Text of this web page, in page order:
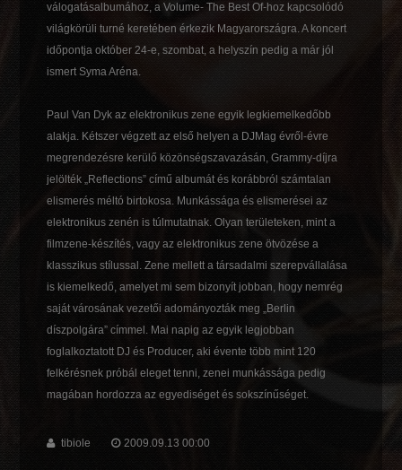
válogatásalbumához, a Volume- The Best Of-hoz kapcsolódó
világkörüli turné keretében érkezik Magyarországra. A koncert
időpontja október 24-e, szombat, a helyszín pedig a már jól
ismert Syma Aréna.
Paul Van Dyk az elektronikus zene egyik legkiemelkedőbb
alakja. Kétszer végzett az első helyen a DJMag évről-évre
megrendezésre kerülő közönségszavazásán, Grammy-díjra
jelölték „Reflections” című albumát és korábbról számtalan
elismerés méltó birtokosa. Munkássága és elismerései az
elektronikus zenén is túlmutatnak. Olyan területeken, mint a
filmzene-készítés, vagy az elektronikus zene ötvözése a
klasszikus stílussal. Zene mellett a társadalmi szerepvállalása
is kiemelkedő, amelyet mi sem bizonyít jobban, hogy nemrég
saját városának vezetői adományozták meg „Berlin
díszpolgára” címmel. Mai napig az egyik legjobban
foglalkoztatott DJ és Producer, aki évente több mint 120
felkérésnek próbál eleget tenni, zenei munkássága pedig
magában hordozza az egyediséget és sokszínűséget.
tibiole 2009.09.13 00:00